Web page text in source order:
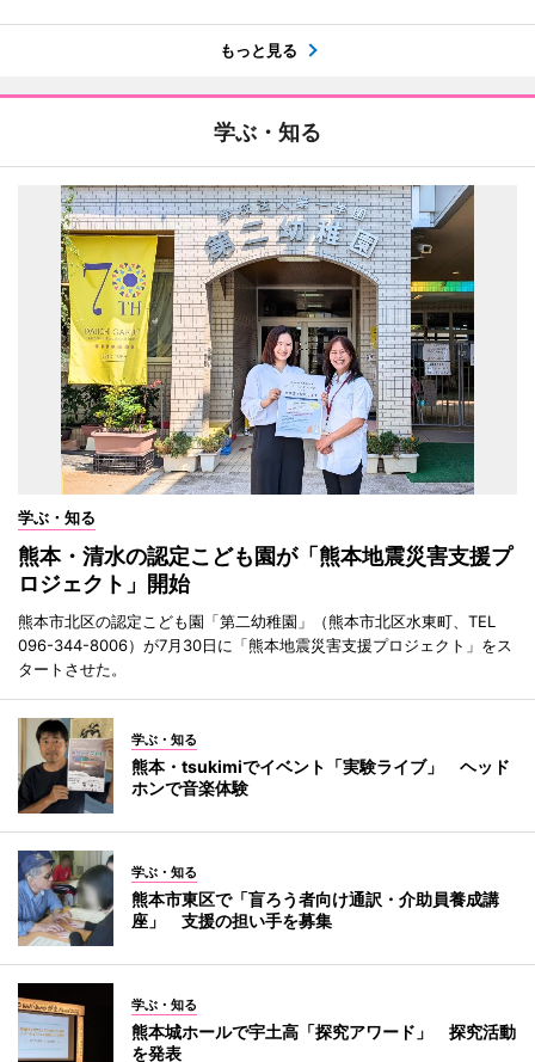
もっと見る
学ぶ・知る
学ぶ・知る
熊本・清水の認定こども園が「熊本地震災害支援プ
ロジェクト」開始
熊本市北区の認定こども園「第二幼稚園」（熊本市北区水東町、TEL
096-344-8006）が7月30日に「熊本地震災害支援プロジェクト」をス
タートさせた。
学ぶ・知る
熊本・tsukimiでイベント「実験ライブ」 ヘッド
ホンで音楽体験
学ぶ・知る
熊本市東区で「盲ろう者向け通訳・介助員養成講
座」 支援の担い手を募集
学ぶ・知る
熊本城ホールで宇土高「探究アワード」 探究活動
を発表